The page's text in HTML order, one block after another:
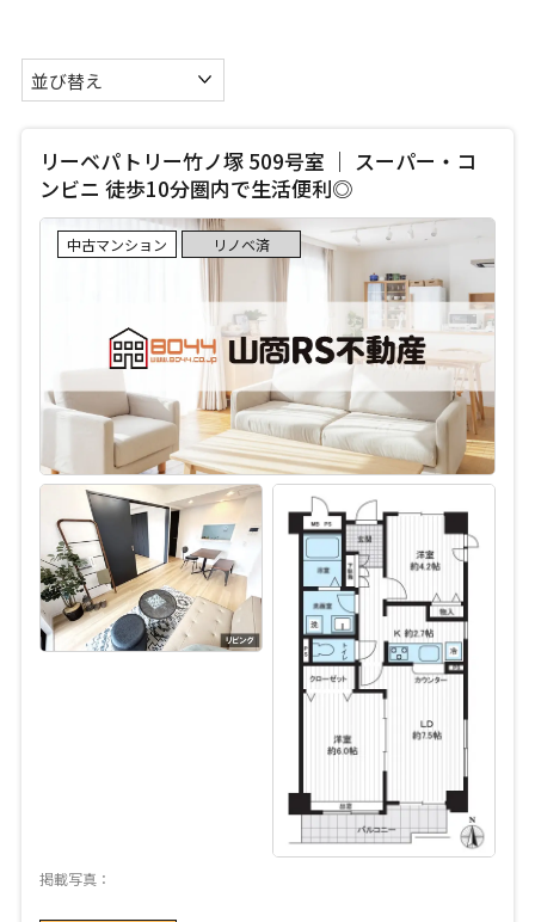
リーベパトリー竹ノ塚 509号室 ｜ スーパー・コ
ンビニ 徒歩10分圏内で生活便利◎
中古マンション リノベ済
掲載写真：